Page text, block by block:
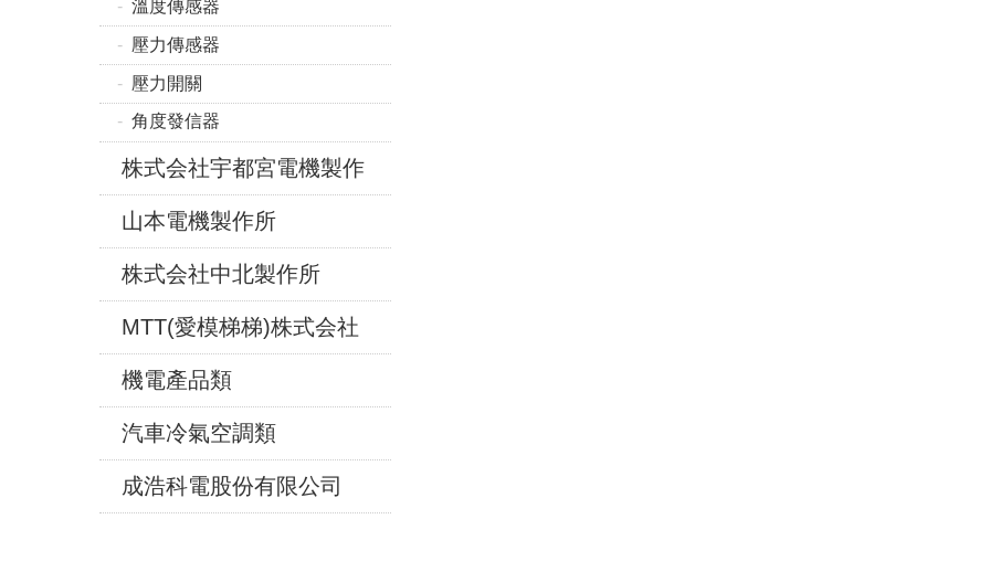
溫度傳感器
壓力傳感器
壓力開關
角度發信器
株式会社宇都宮電機製作
山本電機製作所
株式会社中北製作所
MTT(愛模梯梯)株式会社
機電產品類
汽車冷氣空調類
成浩科電股份有限公司